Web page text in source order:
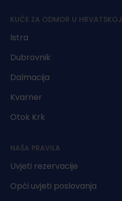
KUĆE ZA ODMOR U HRVATSKOJ
Istra
Dubrovnik
Dalmacija
Kvarner
Otok Krk
NAŠA PRAVILA
Uvjeti rezervacije
Opći uvjeti poslovanja